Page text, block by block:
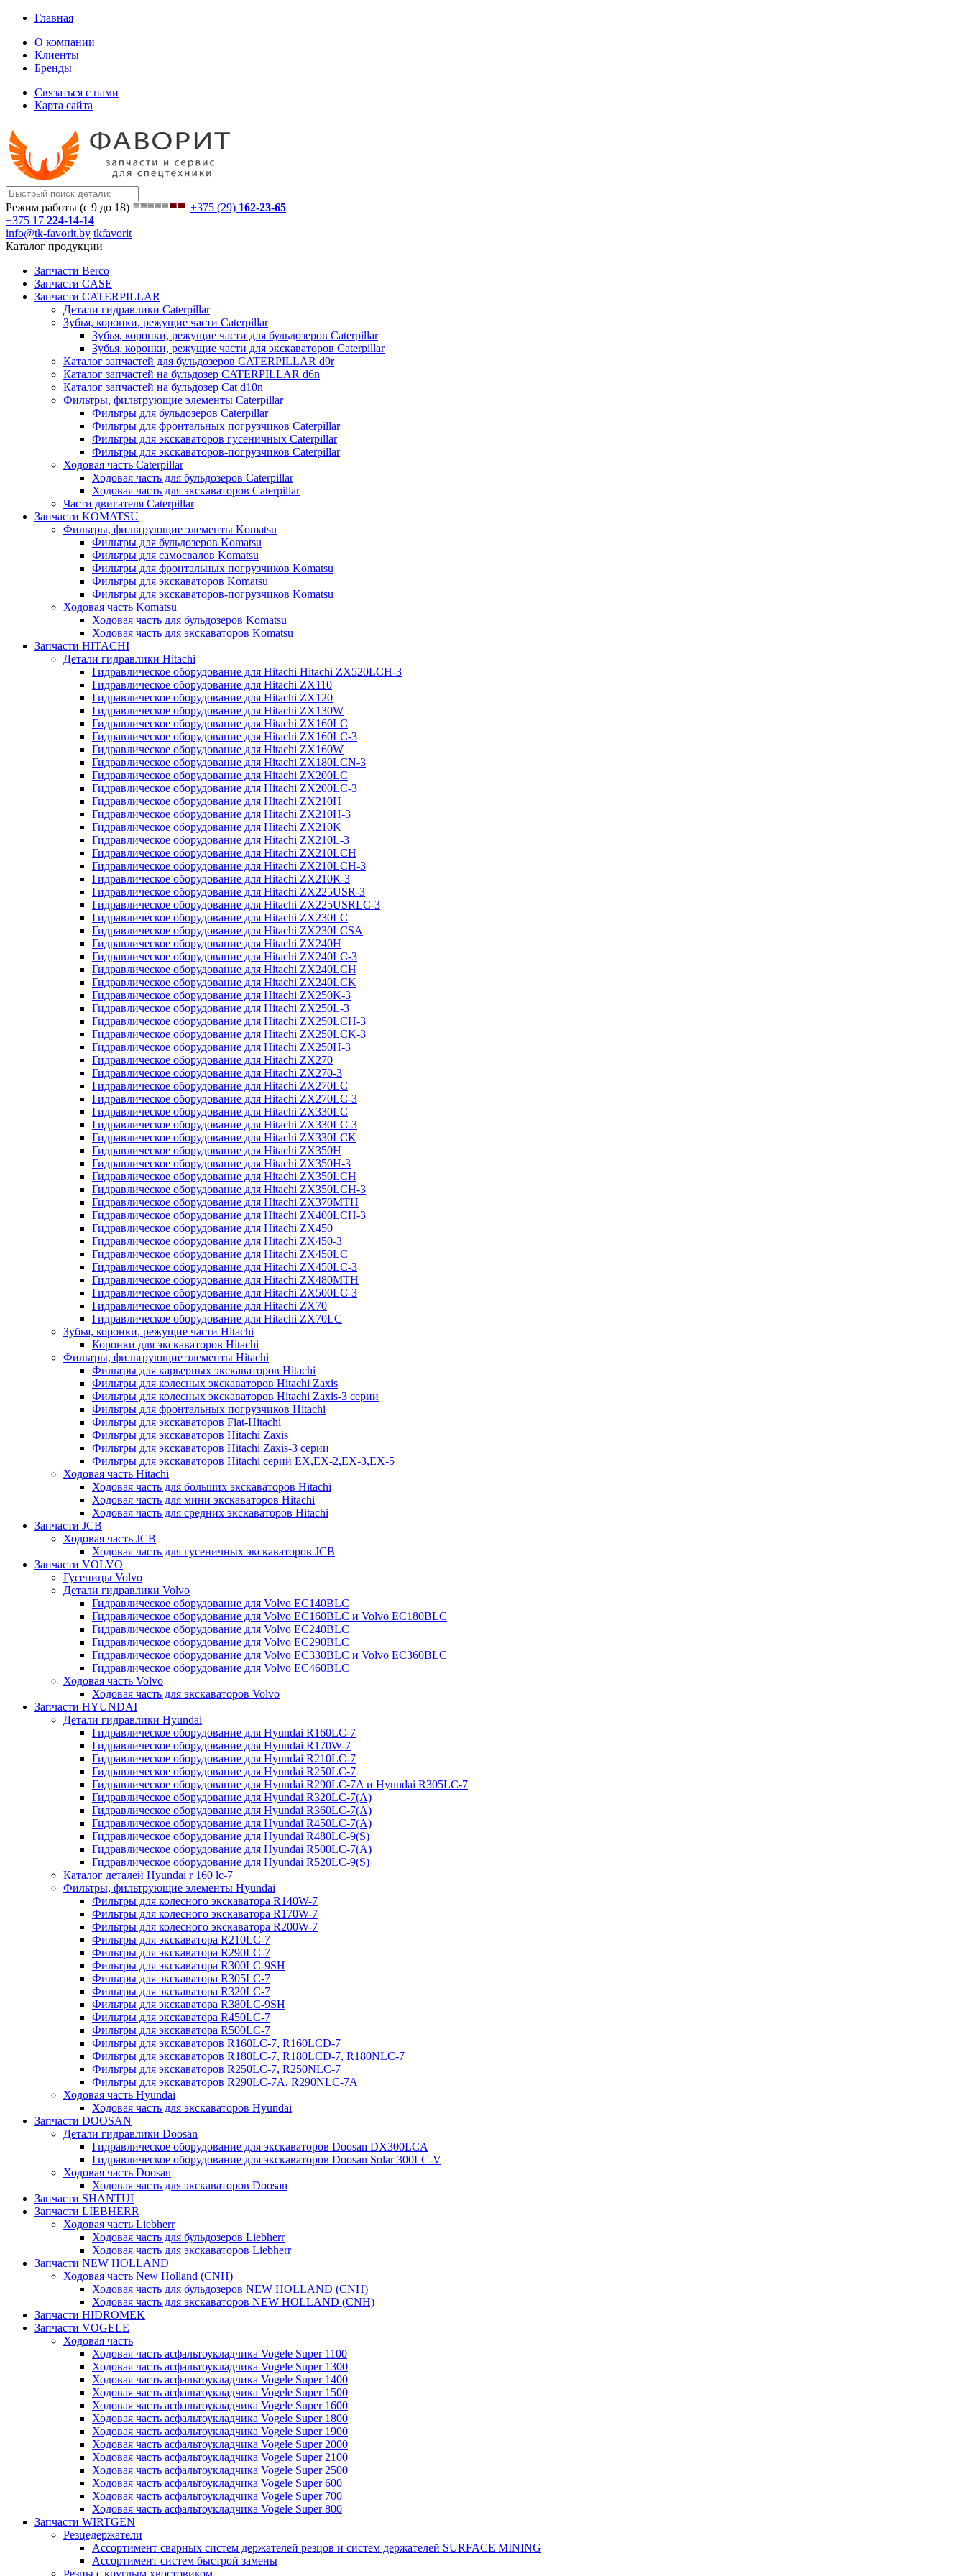
Главная
О компании
Клиенты
Бренды
Связаться с нами
Карта сайта
Режим работы (с 9 до 18) +375 (29) 162-23-65
+375 17 224-14-14
info@tk-favorit.by tkfavorit
Каталог продукции
Запчасти Berco
Запчасти CASE
Запчасти CATERPILLAR
Детали гидравлики Caterpillar
Зубья, коронки, режущие части Caterpillar
Зубья, коронки, режущие части для бульдозеров Caterpillar
Зубья, коронки, режущие части для экскаваторов Caterpillar
Каталог запчастей для бульдозеров CATERPILLAR d9r
Каталог запчастей на бульдозер CATERPILLAR d6n
Каталог запчастей на бульдозер Сat d10n
Фильтры, фильтрующие элементы Caterpillar
Фильтры для бульдозеров Caterpillar
Фильтры для фронтальных погрузчиков Caterpillar
Фильтры для экскаваторов гусеничных Caterpillar
Фильтры для экскаваторов-погрузчиков Caterpillar
Ходовая часть Caterpillar
Ходовая часть для бульдозеров Caterpillar
Ходовая часть для экскаваторов Caterpillar
Части двигателя Caterpillar
Запчасти KOMATSU
Фильтры, фильтрующие элементы Komatsu
Фильтры для бульдозеров Komatsu
Фильтры для самосвалов Komatsu
Фильтры для фронтальных погрузчиков Komatsu
Фильтры для экскаваторов Komatsu
Фильтры для экскаваторов-погрузчиков Komatsu
Ходовая часть Komatsu
Ходовая часть для бульдозеров Komatsu
Ходовая часть для экскаваторов Komatsu
Запчасти HITACHI
Детали гидравлики Hitachi
Гидравлическое оборудование для Hitachi Hitachi ZX520LCH-3
Гидравлическое оборудование для Hitachi ZX110
Гидравлическое оборудование для Hitachi ZX120
Гидравлическое оборудование для Hitachi ZX130W
Гидравлическое оборудование для Hitachi ZX160LC
Гидравлическое оборудование для Hitachi ZX160LC-3
Гидравлическое оборудование для Hitachi ZX160W
Гидравлическое оборудование для Hitachi ZX180LCN-3
Гидравлическое оборудование для Hitachi ZX200LC
Гидравлическое оборудование для Hitachi ZX200LC-3
Гидравлическое оборудование для Hitachi ZX210H
Гидравлическое оборудование для Hitachi ZX210H-3
Гидравлическое оборудование для Hitachi ZX210K
Гидравлическое оборудование для Hitachi ZX210L-3
Гидравлическое оборудование для Hitachi ZX210LCH
Гидравлическое оборудование для Hitachi ZX210LCH-3
Гидравлическое оборудование для Hitachi ZX210К-3
Гидравлическое оборудование для Hitachi ZX225USR-3
Гидравлическое оборудование для Hitachi ZX225USRLC-3
Гидравлическое оборудование для Hitachi ZX230LC
Гидравлическое оборудование для Hitachi ZX230LCSA
Гидравлическое оборудование для Hitachi ZX240H
Гидравлическое оборудование для Hitachi ZX240LC-3
Гидравлическое оборудование для Hitachi ZX240LCH
Гидравлическое оборудование для Hitachi ZX240LCK
Гидравлическое оборудование для Hitachi ZX250K-3
Гидравлическое оборудование для Hitachi ZX250L-3
Гидравлическое оборудование для Hitachi ZX250LCH-3
Гидравлическое оборудование для Hitachi ZX250LCK-3
Гидравлическое оборудование для Hitachi ZX250Н-3
Гидравлическое оборудование для Hitachi ZX270
Гидравлическое оборудование для Hitachi ZX270-3
Гидравлическое оборудование для Hitachi ZX270LC
Гидравлическое оборудование для Hitachi ZX270LC-3
Гидравлическое оборудование для Hitachi ZX330LC
Гидравлическое оборудование для Hitachi ZX330LC-3
Гидравлическое оборудование для Hitachi ZX330LCK
Гидравлическое оборудование для Hitachi ZX350H
Гидравлическое оборудование для Hitachi ZX350H-3
Гидравлическое оборудование для Hitachi ZX350LCH
Гидравлическое оборудование для Hitachi ZX350LCH-3
Гидравлическое оборудование для Hitachi ZX370MTH
Гидравлическое оборудование для Hitachi ZX400LCH-3
Гидравлическое оборудование для Hitachi ZX450
Гидравлическое оборудование для Hitachi ZX450-3
Гидравлическое оборудование для Hitachi ZX450LC
Гидравлическое оборудование для Hitachi ZX450LC-3
Гидравлическое оборудование для Hitachi ZX480MTH
Гидравлическое оборудование для Hitachi ZX500LC-3
Гидравлическое оборудование для Hitachi ZX70
Гидравлическое оборудование для Hitachi ZX70LC
Зубья, коронки, режущие части Hitachi
Коронки для экскаваторов Hitachi
Фильтры, фильтрующие элементы Hitachi
Фильтры для карьерных экскаваторов Hitachi
Фильтры для колесных экскаваторов Hitachi Zaxis
Фильтры для колесных экскаваторов Hitachi Zaxis-3 серии
Фильтры для фронтальных погрузчиков Hitachi
Фильтры для экскаваторов Fiat-Hitachi
Фильтры для экскаваторов Hitachi Zaxis
Фильтры для экскаваторов Hitachi Zaxis-3 серии
Фильтры для экскаваторов Hitachi серий EX,EX-2,EX-3,EX-5
Ходовая часть Hitachi
Ходовая часть для больших экскаваторов Hitachi
Ходовая часть для мини экскаваторов Hitachi
Ходовая часть для средних экскаваторов Hitachi
Запчасти JCB
Ходовая часть JCB
Ходовая часть для гусеничных экскаваторов JCB
Запчасти VOLVO
Гусеницы Volvo
Детали гидравлики Volvo
Гидравлическое оборудование для Volvo EC140BLC
Гидравлическое оборудование для Volvo EC160BLC и Volvo EC180BLC
Гидравлическое оборудование для Volvo EC240BLC
Гидравлическое оборудование для Volvo EC290BLC
Гидравлическое оборудование для Volvo EC330BLC и Volvo EC360BLC
Гидравлическое оборудование для Volvo EC460BLC
Ходовая часть Volvo
Ходовая часть для экскаваторов Volvo
Запчасти HYUNDAI
Детали гидравлики Hyundai
Гидравлическое оборудование для Hyundai R160LC-7
Гидравлическое оборудование для Hyundai R170W-7
Гидравлическое оборудование для Hyundai R210LC-7
Гидравлическое оборудование для Hyundai R250LC-7
Гидравлическое оборудование для Hyundai R290LC-7A и Hyundai R305LC-7
Гидравлическое оборудование для Hyundai R320LC-7(A)
Гидравлическое оборудование для Hyundai R360LC-7(A)
Гидравлическое оборудование для Hyundai R450LC-7(A)
Гидравлическое оборудование для Hyundai R480LC-9(S)
Гидравлическое оборудование для Hyundai R500LC-7(A)
Гидравлическое оборудование для Hyundai R520LC-9(S)
Каталог деталей Hyundai r 160 lc-7
Фильтры, фильтрующие элементы Hyundai
Фильтры для колесного экскаватора R140W-7
Фильтры для колесного экскаватора R170W-7
Фильтры для колесного экскаватора R200W-7
Фильтры для экскаватора R210LC-7
Фильтры для экскаватора R290LC-7
Фильтры для экскаватора R300LC-9SH
Фильтры для экскаватора R305LC-7
Фильтры для экскаватора R320LC-7
Фильтры для экскаватора R380LC-9SH
Фильтры для экскаватора R450LC-7
Фильтры для экскаватора R500LC-7
Фильтры для экскаваторов R160LC-7, R160LCD-7
Фильтры для экскаваторов R180LC-7, R180LCD-7, R180NLC-7
Фильтры для экскаваторов R250LC-7, R250NLC-7
Фильтры для экскаваторов R290LC-7A, R290NLC-7A
Ходовая часть Hyundai
Ходовая часть для экскаваторов Hyundai
Запчасти DOOSAN
Детали гидравлики Doosan
Гидравлическое оборудование для экскаваторов Doosan DX300LCA
Гидравлическое оборудование для экскаваторов Doosan Solar 300LC-V
Ходовая часть Doosan
Ходовая часть для экскаваторов Doosan
Запчасти SHANTUI
Запчасти LIEBHERR
Ходовая часть Liebherr
Ходовая часть для бульдозеров Liebherr
Ходовая часть для экскаваторов Liebherr
Запчасти NEW HOLLAND
Ходовая часть New Holland (CNH)
Ходовая часть для бульдозеров NEW HOLLAND (CNH)
Ходовая часть для экскаваторов NEW HOLLAND (CNH)
Запчасти HIDROMEK
Запчасти VOGELE
Ходовая часть
Ходовая часть асфальтоукладчика Vogele Super 1100
Ходовая часть асфальтоукладчика Vogele Super 1300
Ходовая часть асфальтоукладчика Vogele Super 1400
Ходовая часть асфальтоукладчика Vogele Super 1500
Ходовая часть асфальтоукладчика Vogele Super 1600
Ходовая часть асфальтоукладчика Vogele Super 1800
Ходовая часть асфальтоукладчика Vogele Super 1900
Ходовая часть асфальтоукладчика Vogele Super 2000
Ходовая часть асфальтоукладчика Vogele Super 2100
Ходовая часть асфальтоукладчика Vogele Super 2500
Ходовая часть асфальтоукладчика Vogele Super 600
Ходовая часть асфальтоукладчика Vogele Super 700
Ходовая часть асфальтоукладчика Vogele Super 800
Запчасти WIRTGEN
Резцедержатели
Ассортимент сварных систем держателей резцов и систем держателей SURFACE MINING
Ассортимент систем быстрой замены
Резцы с круглым хвостовиком